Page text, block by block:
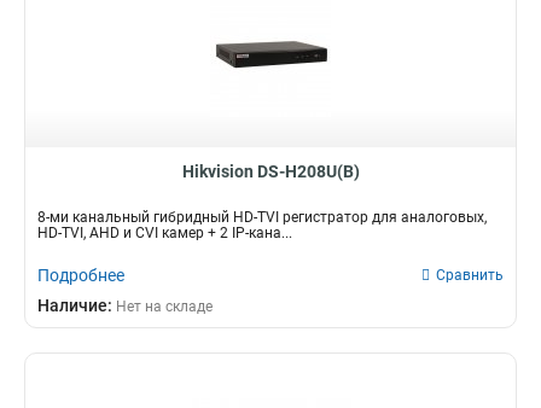
Hikvision DS-H208U(B)
8-ми канальный гибридный HD-TVI регистратор для аналоговых,
HD-TVI, AHD и CVI камер + 2 IP-кана...
Подробнее Сравнить
Наличие: Нет на складе